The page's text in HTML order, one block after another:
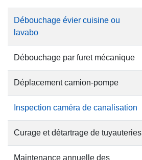
Débouchage évier cuisine ou
lavabo
Débouchage par furet mécanique
Déplacement camion-pompe
Inspection caméra de canalisation
Curage et détartrage de tuyauteries
Maintenance annuelle des